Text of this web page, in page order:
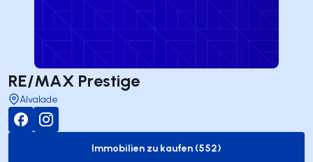
RE/MAX Prestige
Alvalade
to-buy-listing
Immobilien zu kaufen (552)